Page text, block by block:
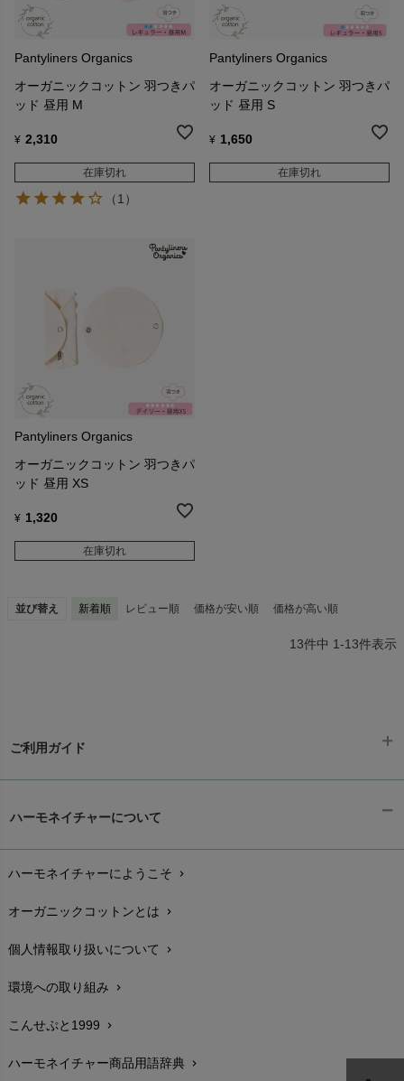
Pantyliners Organics
オーガニックコットン 羽つきパ
ッド 昼用 M
¥ 2,310
在庫切れ
（1）
Pantyliners Organics
オーガニックコットン 羽つきパ
ッド 昼用 S
¥ 1,650
在庫切れ
Pantyliners Organics
オーガニックコットン 羽つきパ
ッド 昼用 XS
¥ 1,320
在庫切れ
並び替え 新着順 レビュー順 価格が安い順 価格が高い順
13件中 1-13件表示
ご利用ガイド
配送と送料chevron_right
在庫状況と発送予定chevron_right
サイズ・寸法chevron_right
生地・素材chevron_right
お手入れについて
レビューを書こうchevron_right
ハーモネイチャーについて
ハーモネイチャーにようこそ chevron_right
オーガニックコットンとは chevron_right
個人情報取り扱いについて chevron_right
環境への取り組み chevron_right
こんせぷと1999 chevron_right
ハーモネイチャー商品用語辞典 chevron_right